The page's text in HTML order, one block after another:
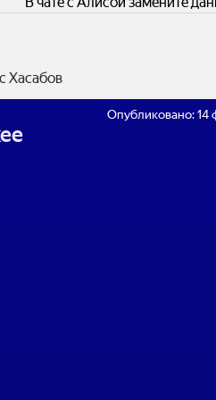
Хасабов
Опубликовано:14